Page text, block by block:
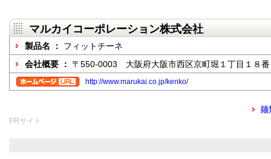
マルカイコーポレーション株式会社
製品名 ： フィットチーネ
会社概要 ： 〒550-0003 大阪府大阪市西区京町堀１丁目１８
http://www.marukai.co.jp/kenko/
麺
PRサイト